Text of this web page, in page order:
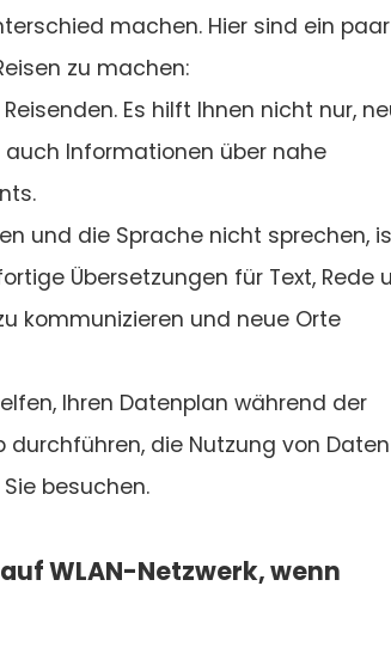
machen. Hier sind ein paar
zu machen:
Es hilft Ihnen nicht nur,
Informationen über nahe
und die Sprache nicht sprechen,
Übersetzungen für Text, Rede
kommunizieren und neue Orte
Ihren Datenplan während der
durchführen, die Nutzung von Daten
besuchen.
WLAN-Netzwerk, wenn